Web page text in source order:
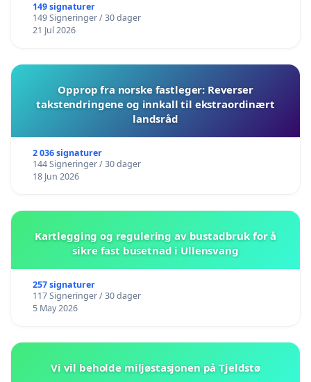
149 signaturer
149 Signeringer / 30 dager
21 Jul 2026
Opprop fra norske fastleger: Reverser
takstendringene og innkall til ekstraordinært
landsråd
2 036 signaturer
144 Signeringer / 30 dager
18 Jun 2026
Kartlegging og regulering av bustadbruk for å
sikre fast busetnad i Ullensvang
257 signaturer
117 Signeringer / 30 dager
5 May 2026
Vi vil beholde miljøstasjonen på Tjeldstø